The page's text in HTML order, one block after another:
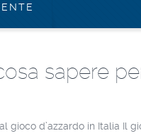
sapere
d’azzardo in Italia Il